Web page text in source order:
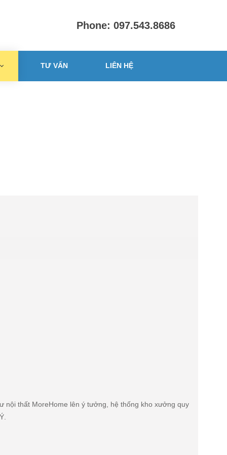
Phone: 097.543.8686
TƯ VẤN LIÊN HỆ
nội thất MoreHome lên ý tưởng, hệ thống kho xưởng quy